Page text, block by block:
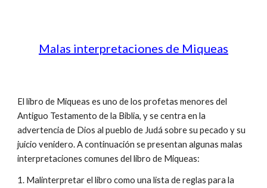
Malas interpretaciones de Miqueas
El libro de Miqueas es uno de los profetas menores del
Antiguo Testamento de la Biblia, y se centra en la
advertencia de Dios al pueblo de Judá sobre su pecado y su
juicio venidero. A continuación se presentan algunas malas
interpretaciones comunes del libro de Miqueas:
1. Malinterpretar el libro como una lista de reglas para la